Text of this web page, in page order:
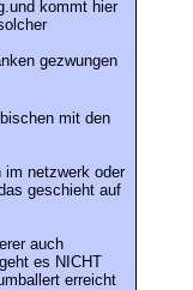
kommt hier
gezwungen
mit den
netzwerk oder
geschieht auf
auch
es NICHT
erreicht